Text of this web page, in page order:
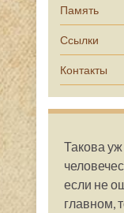
Память
Ссылки
Контакты
Такова уж
если не
главном,